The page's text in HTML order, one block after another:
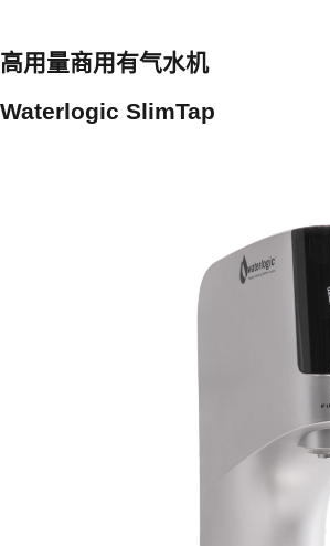
高用量商用有气水机
Waterlogic SlimTap